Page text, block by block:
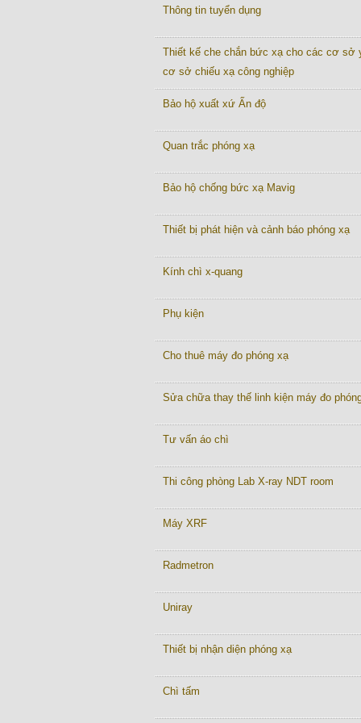
Thông tin tuyển dụng
Thiết kế che chắn bức xạ cho các cơ sở
cơ sở chiếu xạ công nghiệp
Bảo hộ xuất xứ Ấn độ
Quan trắc phóng xạ
Bảo hộ chống bức xạ Mavig
Thiết bị phát hiện và cảnh báo phóng xạ
Kính chì x-quang
Phụ kiện
Cho thuê máy đo phóng xạ
Sửa chữa thay thế linh kiện máy đo
Tư vấn áo chì
Thi công phòng Lab X-ray NDT room
Máy XRF
Radmetron
Uniray
Thiết bị nhận diện phóng xạ
Chì tấm